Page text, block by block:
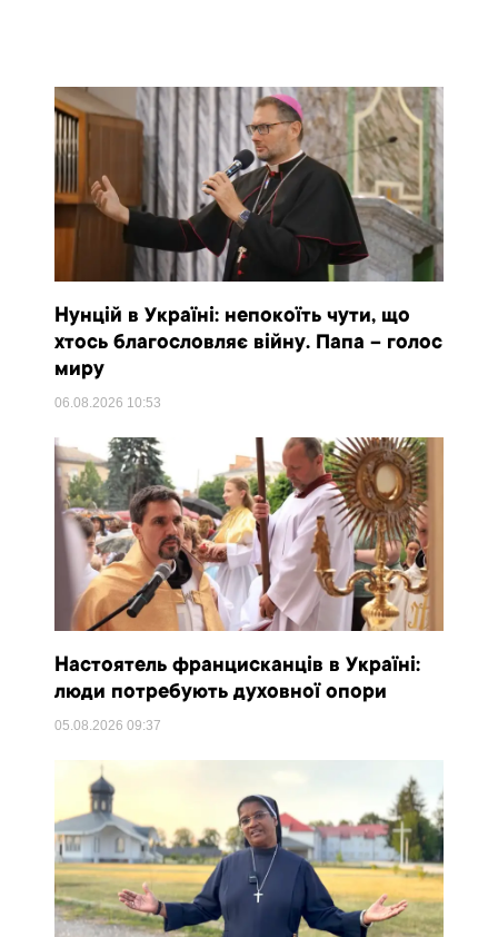
Нунцій в Україні: непокоїть чути, що
хтось благословляє війну. Папа – голос
миру
06.08.2026 10:53
Настоятель францисканців в Україні:
люди потребують духовної опори
05.08.202609:37